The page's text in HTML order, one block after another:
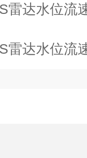
雷达水位流
雷达水位流